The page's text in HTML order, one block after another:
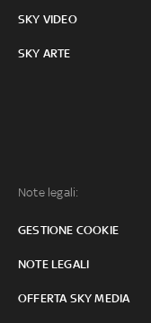
SKY VIDEO
SKY ARTE
Note legali:
GESTIONE COOKIE
NOTE LEGALI
OFFERTA SKY MEDIA